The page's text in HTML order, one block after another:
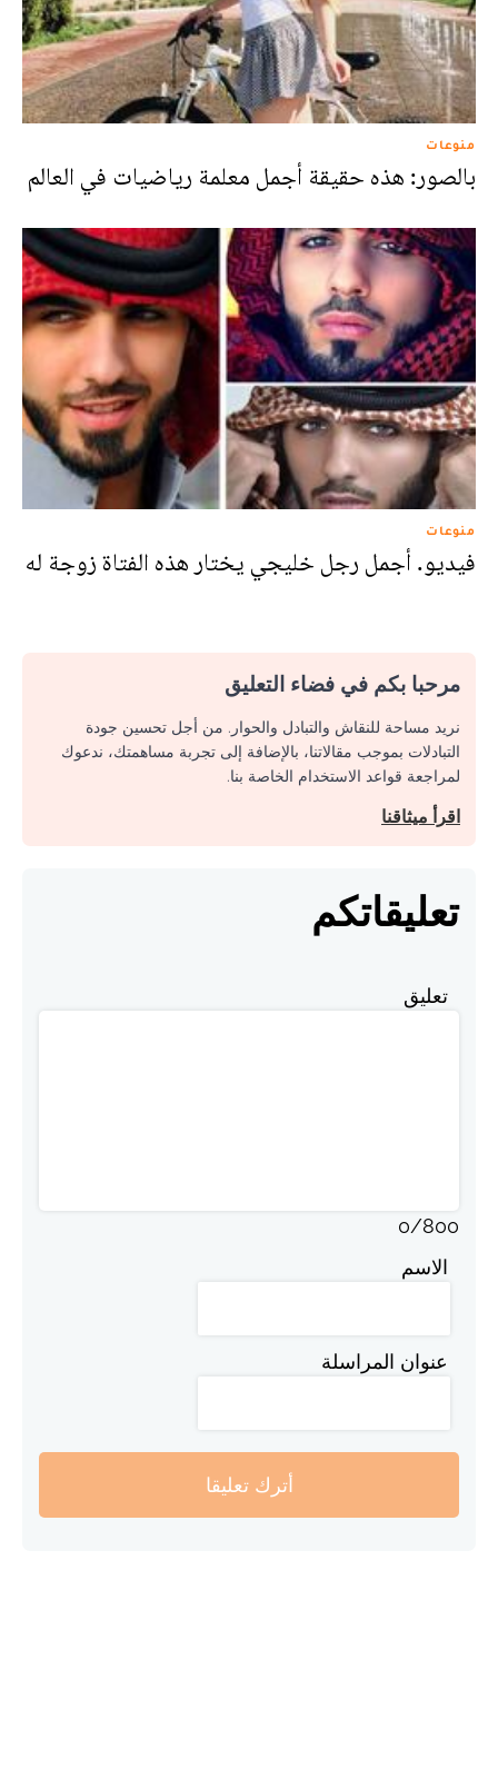
منوعات
بالصور: هذه حقيقة أجمل معلمة رياضيات في العالم
منوعات
فيديو. أجمل رجل خليجي يختار هذه الفتاة زوجة له
مرحبا بكم في فضاء التعليق
نريد مساحة للنقاش والتبادل والحوار. من أجل تحسين جودة
التبادلات بموجب مقالاتنا، بالإضافة إلى تجربة مساهمتك، ندعوك
لمراجعة قواعد الاستخدام الخاصة بنا.
اقرأ ميثاقنا
تعليقاتكم
تعليق
0/800
الاسم
عنوان المراسلة
أترك تعليقا